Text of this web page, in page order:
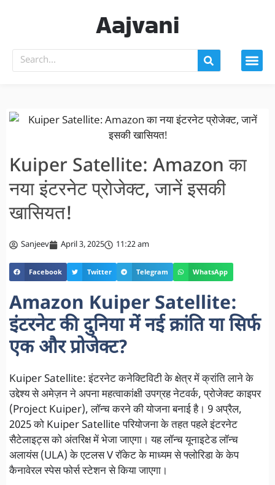
Aajvani
Kuiper Satellite: Amazon का
नया इंटरनेट प्रोजेक्ट, जानें इसकी
खासियत!
Sanjeev April 3, 2025 11:22 am
Facebook Twitter Telegram WhatsApp
Amazon Kuiper Satellite:
इंटरनेट की दुनिया में नई क्रांति या सिर्फ
एक और प्रोजेक्ट?
Kuiper Satellite: इंटरनेट कनेक्टिविटी के क्षेत्र में क्रांति लाने के
उद्देश्य से अमेज़न ने अपना महत्वाकांक्षी उपग्रह नेटवर्क, प्रोजेक्ट काइपर
(Project Kuiper), लॉन्च करने की योजना बनाई है। 9 अप्रैल,
2025 को Kuiper Satellite परियोजना के तहत पहले इंटरनेट
सैटेलाइट्स को अंतरिक्ष में भेजा जाएगा। यह लॉन्च यूनाइटेड लॉन्च
अलायंस (ULA) के एटलस V रॉकेट के माध्यम से फ्लोरिडा के केप
कैनावेरल स्पेस फोर्स स्टेशन से किया जाएगा।